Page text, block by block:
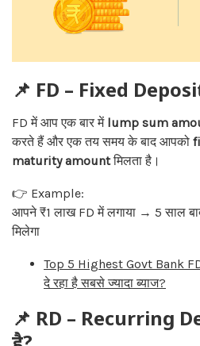
📌 FD – Fixed
FD में आप एक बार में lump sum
करते हैं और एक तय समय के बाद आपको
maturity amountमिलता है।
👉 Example:
आपने ₹1 लाख FD में लगाया → 5 साल
मिलेगा
Top 5 Highest Govt Bank
दे रहा है सबसे ज्यादा ब्याज?
📌 RD – Recurring